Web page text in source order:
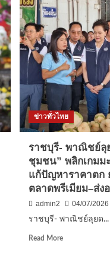
พล”
นโยบาย
“พรรค
ศรัทธา”
ชู
5
ข้อ
ปราบ
โกง-
สร้าง
เทียม
มุ่ง
ใช้
ระบบ
บริหาร
ปฏิเสธ
ใหญ่
ข่าวทั่วไทย
ราชบุรี- พาณิชย์ลุ
ชุมชน” พลิกเกมม
แก้ปัญหาราคาตก
ตลาดพรีเมียม–ส่ง
admin2
04/07/2026
ราชบุรี- พาณิชย์ลุยด...
Read MoreRead